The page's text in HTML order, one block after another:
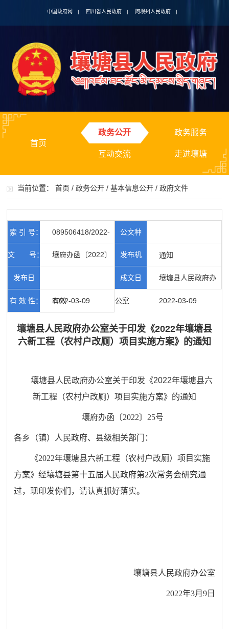
中国政府网 | 四川省人民政府 | 阿坝州人民政府 |
首页
政务公开 政务服务
互动交流 走进壤塘
当前位置：首页 /政务公开 /基本信息公开 /政府文件
索 引 号： 089506418/2022-
00919
公文种
类： 通知
文 号： 壤府办函〔2022〕
25号
发布机
构： 壤塘县人民政府办
公室
发布日
期： 2022-03-09
成文日
期： 2022-03-09
有 效 性： 有效
壤塘县人民政府办公室关于印发《2022年壤塘县
六新工程（农村户改厕）项目实施方案》的通知
壤塘县人民政府办公室关于印发《2022年壤塘县六
新工程（农村户改厕）项目实施方案》的通知
壤府办函〔2022〕25号
各乡（镇）人民政府、县级相关部门：
《2022年壤塘县六新工程（农村户改厕）项目实施
方案》经壤塘县第十五届人民政府第2次常务会研究通
过，现印发你们，请认真抓好落实。
壤塘县人民政府办公室
2022年3月9日